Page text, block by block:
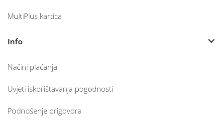
MultiPlus kartica
Info
Načini plaćanja
Uvjeti iskorištavanja pogodnosti
Podnošenje prigovora